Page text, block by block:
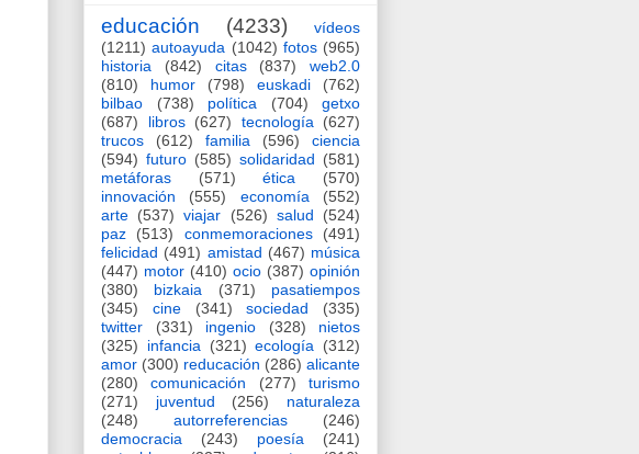
educación (4233)
vídeos
(1211) autoayuda (1042) fotos (965)
historia
(842) citas (837)
web2.0
(810)
humor (798) euskadi
(762)
bilbao
(738) política (704)
getxo
(687)
libros (627) tecnología
(627)
trucos
(612) familia (596)
ciencia
(594) futuro (585) solidaridad (581)
metáforas
(571) ética
(570)
innovación
(555) economía
(552)
arte (537) viajar (526) salud
(524)
paz
(513) conmemoraciones
(491)
felicidad (491) amistad (467) música
(447) motor (410) ocio (387) opinión
(380)
bizkaia (371)
pasatiempos
(345)
cine (341) sociedad
(335)
twitter
(331) ingenio (328)
nietos
(325)
infancia (321) ecología
(312)
amor (300) reducación (286) alicante
(280)
comunicación (277)
turismo
(271)
juventud (256)
naturaleza
(248)
autorreferencias
(246)
democracia
(243) poesía
(241)